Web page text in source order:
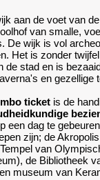
aan de voet van
van smalle,
De wijk is vol
Het is zonder
de stad en is
en gezellige
ticket is de
een dag te
zijn; de
van
de Bibliotheek
museum van